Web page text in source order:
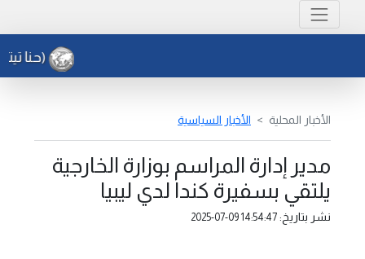
(حنا
الأخبار المحلية الأخبار السياسية
مدير إدارة المراسم بوزارة الخارجية
يلتقي بسفيرة كندا لدي ليبيا
نشر بتاريخ: 2025-07-09 14:54:47